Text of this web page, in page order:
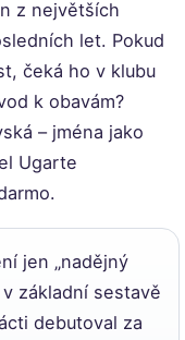
z největších
let. Pokud
čeká ho v klubu
k obavám?
– jména jako
Ugarte
jen „nadějný
základní sestavě
debutoval za